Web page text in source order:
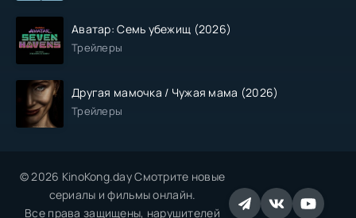
Аватар: Семь убежищ (2026)
Трейлеры
Другая мамочка / Чужая мама (2026)
Трейлеры
© 2026 KinoKong.day Смотрите новые
сериалы и фильмы онлайн.
Все права защищены, нарушителей